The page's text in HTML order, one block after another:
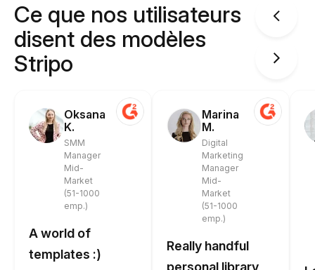
Ce que nos utilisateurs
disent des modèles
Stripo
Oksana
K.
SMM
Manager
Mid-
Market
(51-1000
emp.)
A world of
templates :)
Marina
M.
Digital
Marketing
Manager
Mid-
Market
(51-1000
emp.)
Really handful
personal library